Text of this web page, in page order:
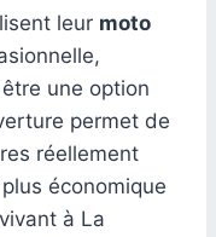
leur moto
une option
permet de
réellement
économique
à La